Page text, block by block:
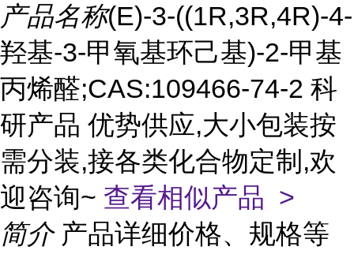
产品名称(E)-3-((1R,3R,4R)-4-
羟基-3-甲氧基环己基)-2-甲基
丙烯醛;CAS:109466-74-2 科
研产品 优势供应,大小包装按
需分装,接各类化合物定制,欢
迎咨询~ 查看相似产品 >
简介 产品详细价格、规格等